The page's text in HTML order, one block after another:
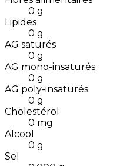
0 g
Lipides
0 g
AG saturés
0 g
AG mono-insaturés
0 g
AG poly-insaturés
0 g
Cholestérol
0 mg
Alcool
0 g
Sel